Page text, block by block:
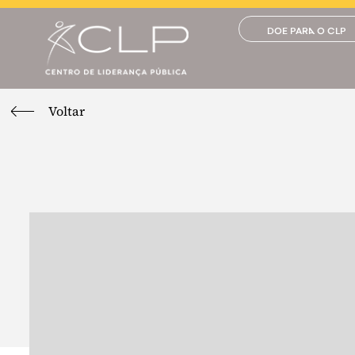
DOE PARA O CLP
Voltar